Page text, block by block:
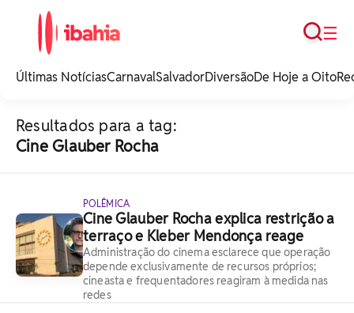
noticias e
☰
Busca
Últimas NotíciasCarnavalSalvadorDiversãoDe Hoje a Oito
Resultados para a tag:
Cine Glauber Rocha
POLÊMICA
Cine Glauber Rocha explica restrição a
terraço e Kleber Mendonça reage
Administração do cinema esclarece que operação
depende exclusivamente de recursos próprios;
cineasta e frequentadores reagiram à medida nas
redes